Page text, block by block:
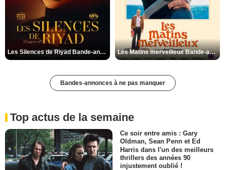
Les Silences de Riyad Bande-annonce VO STFR Les Matins merveilleux Bande-annonce VF
Bandes-annonces à ne pas manquer
Top actus de la semaine
Ce soir entre amis : Gary
Oldman, Sean Penn et Ed
Harris dans l'un des meilleurs
thrillers des années 90
injustement oublié !